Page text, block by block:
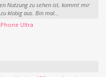
Nutzung zu sehen ist, kommt mir
klobig aus. Bin mal...
Ultra